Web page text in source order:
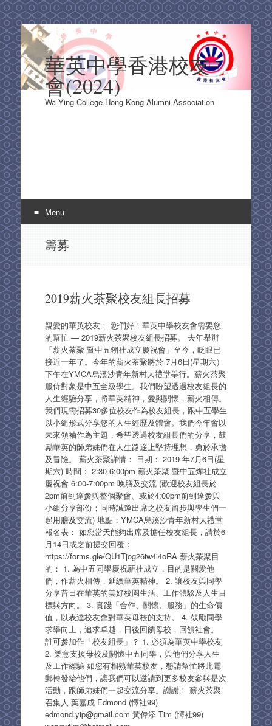
華英中學香港校友
會(2024)
Wa Ying College Hong Kong Alumni Association
Menu
籌募
2019薪火茶聚校友組長招募
親愛的華英校友： 您們好！華英中學校友會需要您
的幫忙 — 2019薪火茶聚校友組長招募。 去年舉辦
「薪火茶聚 暨中五翎社成立慶祝會」至今，眨眼已
接近一年了。今年的薪火茶聚將於 7月6日(星期六）
下午在YMCA烏溪沙青年新村大禮堂舉行。薪火茶聚
服侍對象是中五全級學生。我們盼望透過校友組長的
人生經驗分享，將華英精神，愛與關懷，薪火相傳。
我們現需招募30多位校友作為校友組長，跟中五學生
以小組形式分享您的人生經歷及體會。我們今年會以
未來領袖作為主題，希望透過校友組長們的分享，鼓
勵華英的師弟妹們在人生路途上堅持理想，勇於承擔
及冒險。 薪火茶聚詳情： 日期： 2019 年7月6日(星
期六) 時間： 2:30-6:00pm 薪火茶聚 暨中五燁社成立
慶祝會 6:00-7:00pm 晚膳及交流 (歡迎校友組長於
2pm前到達參與整個聚會、或於4:00pm前到達參與
小組分享部份；同時誠邀出席之校友留步與學生們一
起用膳及交流) 地點：YMCA烏溪沙青年新村大禮堂
報名表： 如您當天能夠出席及擔任校友組長，請於6
月14日或之前提交回覆：
https://forms.gle/QU1Tjog26iw4i4oRA 薪火茶聚目
的： 1. 為中五同學慶祝新社成立，目的是關愛他
們，作薪火相傳，延續華英精神。 2. 讓校友與同學
分享昔日在華英的美好校園生活、工作體驗及人生目
標與方向。 3. 實踐「合作、關懷、服務」的生命價
值，以表達校友會對華英母校的支持。 4. 鼓勵同學
求學向上，追求卓越，日後回饋母校，回饋社會。
誰可參加作「校友組長」？ 1. 必須為華英中學校友
2. 樂意支援母校及關懷中五同學，與他們分享人生
及工作經驗 如您有相熟華英校友，懇請幫忙將此電
郵轉發給他們，讓我們可以邀請到更多校友參與是次
活動，跟師弟妹們一起交流分享。謝謝！ 薪火茶聚
召集人 葉嘉成 Edmond (懌社99)
edmond.yip@gmail.com 黃偉添 Tim (懌社99)